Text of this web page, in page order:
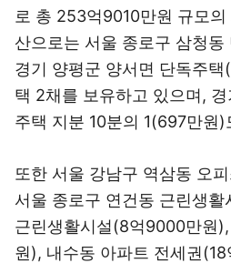
로 총 253억9010만원 규모
산으로는 서울 종로구 삼청
경기 양평군 양서면 단독주
택 2채를 보유하고 있으며,
주택 지분 10분의 1(697만원)
또한 서울 강남구 역삼동 오
서울 종로구 연건동 근린생
근린생활시설(8억9000만원
원), 내수동 아파트 전세권